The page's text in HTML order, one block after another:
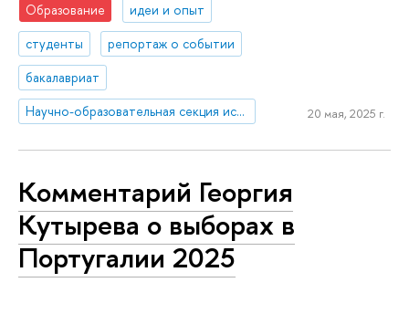
Образование
идеи и опыт
студенты
репортаж о событии
бакалавриат
Научно-образовательная секция исследований Японии
20 мая, 2025 г.
Комментарий Георгия
Кутырева о выборах в
Португалии 2025